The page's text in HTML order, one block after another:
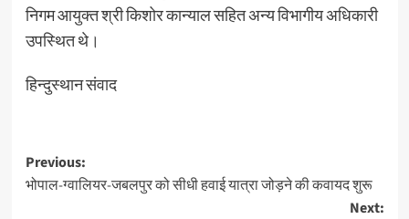
निगम आयुक्त श्री किशोर कान्याल सहित अन्य विभागीय अधिकारी
उपस्थित थे।
हिन्दुस्थान संवाद
Post
navigation
Previous:
भोपाल-ग्वालियर-जबलपुर को सीधी हवाई यात्रा जोड़ने की कवायद शुरू
Next: